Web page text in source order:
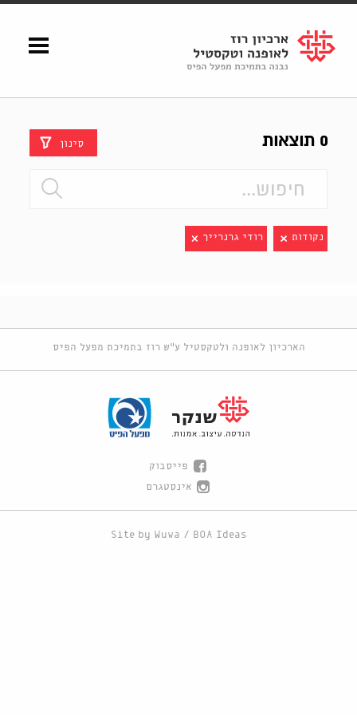
Shenkar
Logo
0 תוצאות סינון
נקודות רודי גרנרייך
הארכיון לאופנה ולטקסטיל ע"ש רוז בתמיכת מפעל הפיס
פייסבוק
אינסטגרם
Site by Wuwa / BOA Ideas